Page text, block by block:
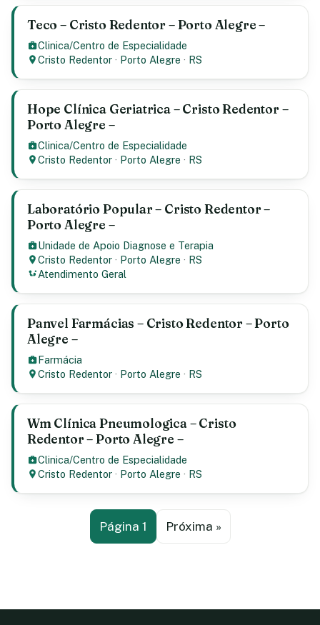
Teco – Cristo Redentor – Porto Alegre –
Clinica/Centro de Especialidade
Cristo Redentor · Porto Alegre · RS
Hope Clínica Geriatrica – Cristo Redentor –
Porto Alegre –
Clinica/Centro de Especialidade
Cristo Redentor · Porto Alegre · RS
Laboratório Popular – Cristo Redentor –
Porto Alegre –
Unidade de Apoio Diagnose e Terapia
Cristo Redentor · Porto Alegre · RS
Atendimento Geral
Panvel Farmácias – Cristo Redentor – Porto
Alegre –
Farmácia
Cristo Redentor · Porto Alegre · RS
Wm Clínica Pneumologica – Cristo
Redentor – Porto Alegre –
Clinica/Centro de Especialidade
Cristo Redentor · Porto Alegre · RS
Página 1 Próxima »